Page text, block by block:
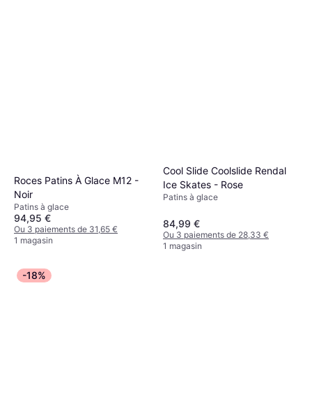
Roces Patins À Glace M12 -
Noir
Patins à glace
94,95 €
Ou 3 paiements de 31,65 €
1 magasin
Cool Slide Coolslide Rendal
Ice Skates - Rose
Patins à glace
84,99 €
Ou 3 paiements de 28,33 €
1 magasin
-18%